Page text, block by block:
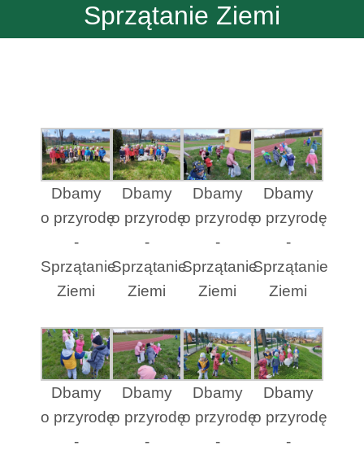
Sprzątanie Ziemi
Dbamy
o przyrodę
-
Sprzątanie
Ziemi
Dbamy
o przyrodę
-
Sprzątanie
Ziemi
Dbamy
o przyrodę
-
Sprzątanie
Ziemi
Dbamy
o przyrodę
-
Sprzątanie
Ziemi
Dbamy
o przyrodę
-
Dbamy
o przyrodę
-
Dbamy
o przyrodę
-
Dbamy
o przyrodę
-